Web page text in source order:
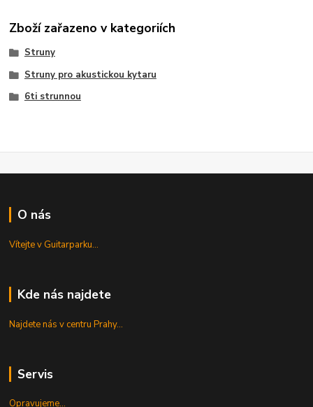
Zboží zařazeno v kategoriích
Struny
Struny pro akustickou kytaru
6ti strunnou
O nás
Vítejte v Guitarparku...
Kde nás najdete
Najdete nás v centru Prahy...
Servis
Opravujeme...